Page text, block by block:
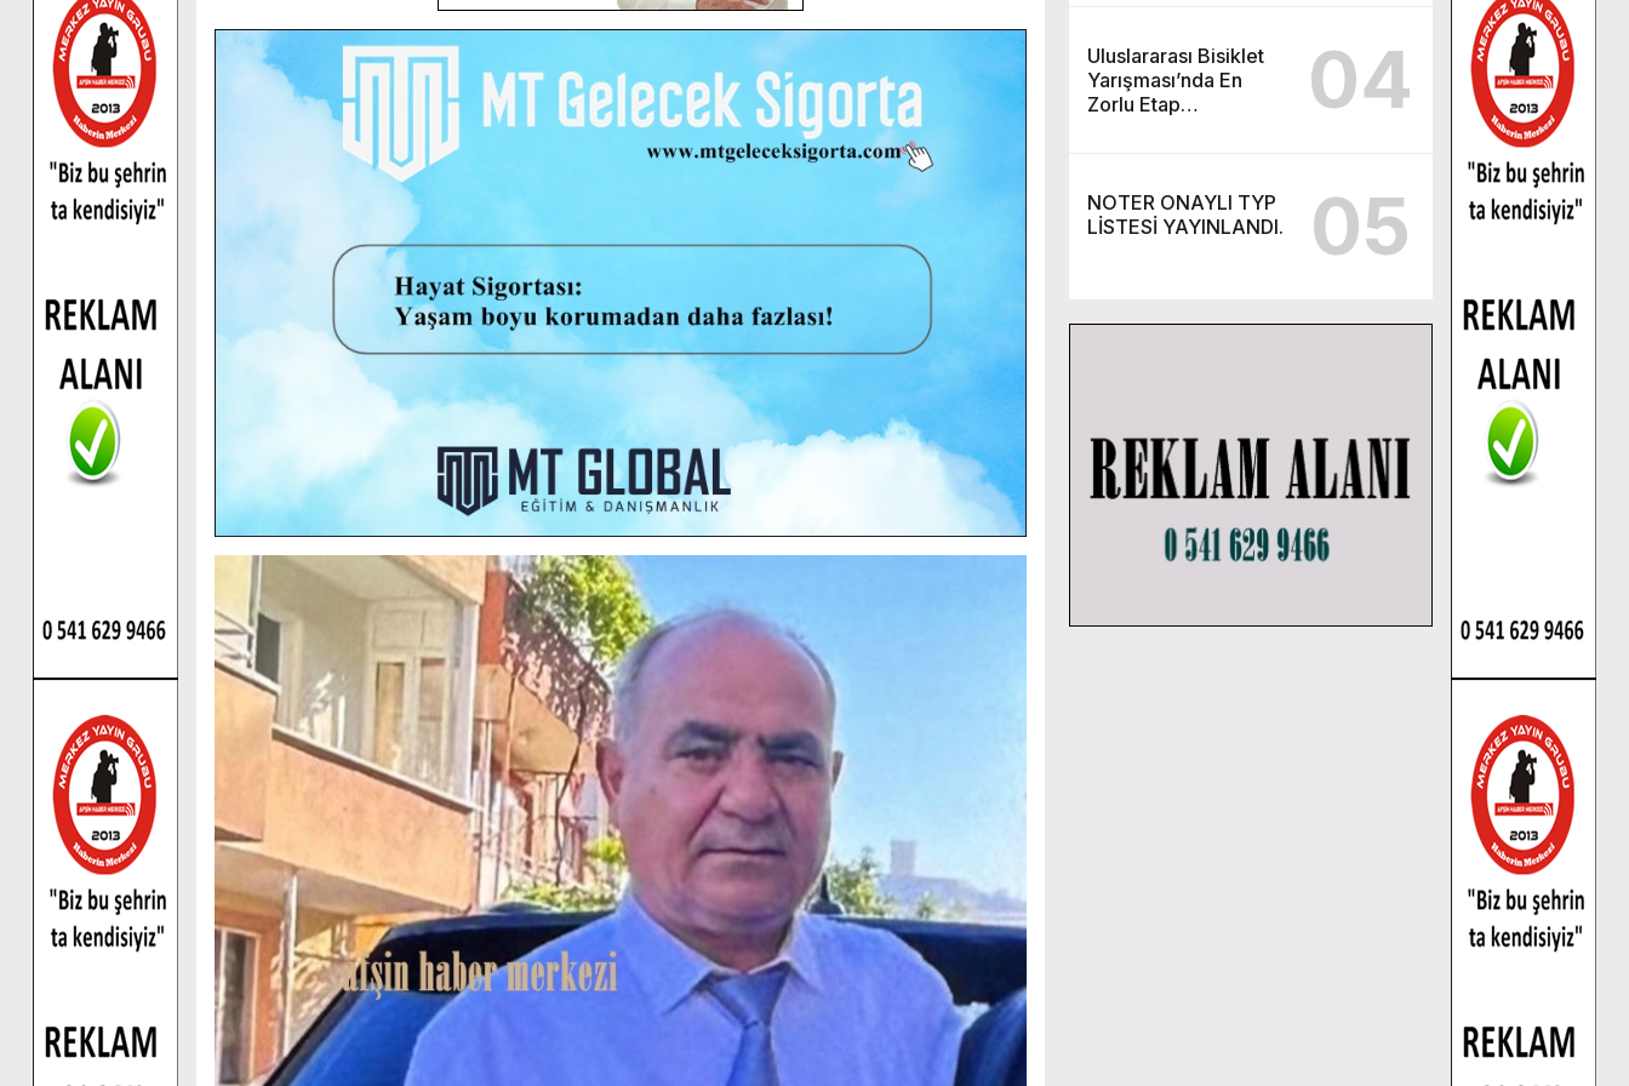
Uluslararası Bisiklet
Yarışması’nda En
Zorlu Etap
04
NOTER ONAYLI TYP
LİSTESİ YAYINLANDI.
05